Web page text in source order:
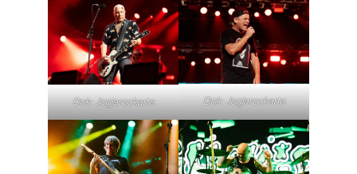
Dok: Jogjarockarta Dok: Jogjarockarta